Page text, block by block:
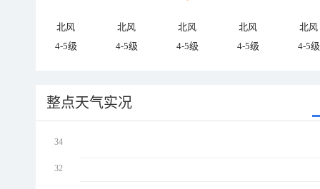
北风 北风 北风 北风
北风
4-5级
4-5级 4-5级 4-5级 4-5级
整点天气实况
34
32